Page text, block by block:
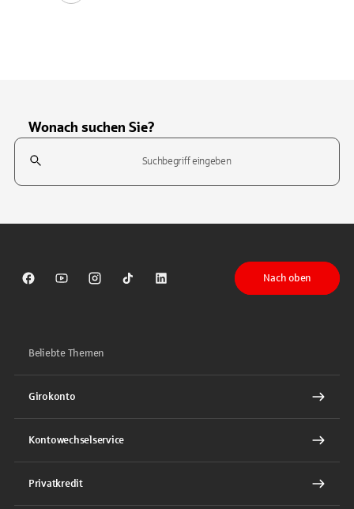
Wonach suchen Sie?
Suchfeld
Sparkasse auf Facebook
Sparkasse auf Youtube
Sparkasse auf Instagram
Sparkasse auf TikTok
Sparkasse auf LinkedIn
Nach oben
Beliebte Themen
Girokonto
Kontowechselservice
Privatkredit